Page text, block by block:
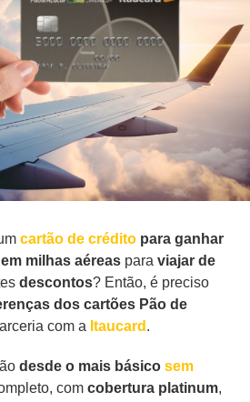
cartão de crédito para ganhar
milhas aéreas para viajar de
descontos? Então, é preciso
dos cartões Pão de
com a Itaucard .
desde o mais básico sem
com cobertura platinum,